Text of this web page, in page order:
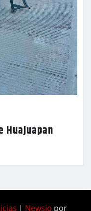
Huajuapan
| Newsio por